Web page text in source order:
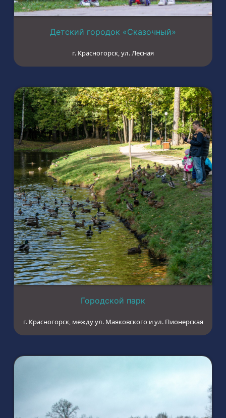
Детский городок «Сказочный»
г. Красногорск, ул. Лесная
Городской парк
г. Красногорск, между ул. Маяковского и ул. Пионерская